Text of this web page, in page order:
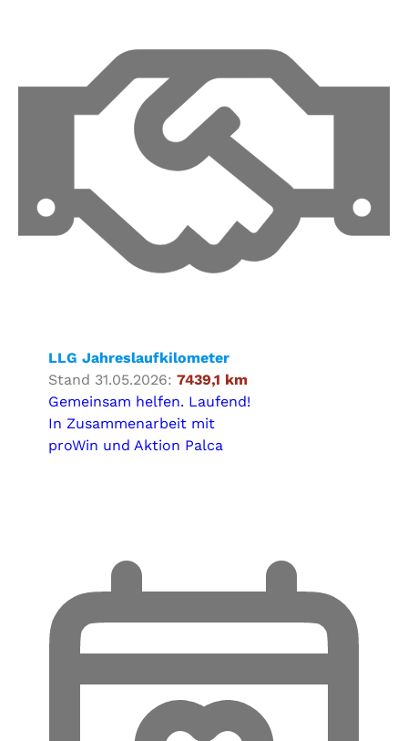
LLG Jahreslaufkilometer
Stand 31.05.2026: 7439,1 km
Gemeinsam helfen. Laufend!
In Zusammenarbeit mit
proWin und Aktion Palca